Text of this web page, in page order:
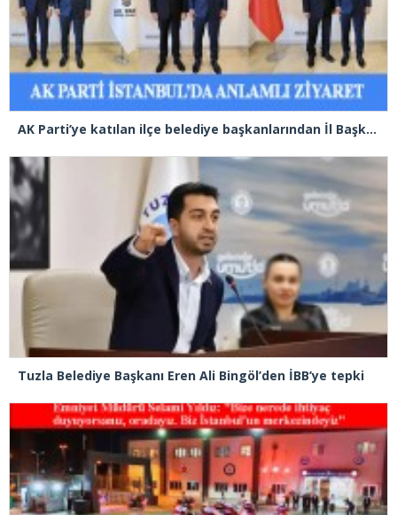
AK Parti’ye katılan ilçe belediye başkanlarından İl Başkanı Özdemir’e ziyaret
Tuzla Belediye Başkanı Eren Ali Bingöl’den İBB’ye tepki